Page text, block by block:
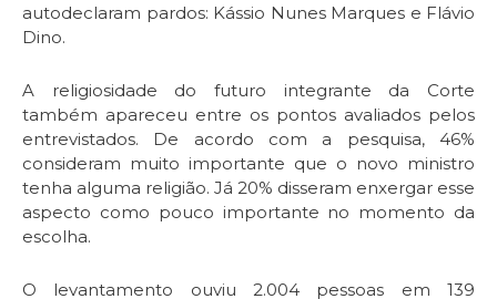
autodeclaram pardos: Kássio Nunes Marques e Flávio
Dino.
A religiosidade do futuro integrante da Corte
também apareceu entre os pontos avaliados pelos
entrevistados. De acordo com a pesquisa, 46%
consideram muito importante que o novo ministro
tenha alguma religião. Já 20% disseram enxergar esse
aspecto como pouco importante no momento da
escolha.
O levantamento ouviu 2.004 pessoas em 139